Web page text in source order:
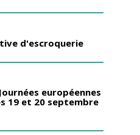
d'escroquerie
européennes
19 et 20 septembre